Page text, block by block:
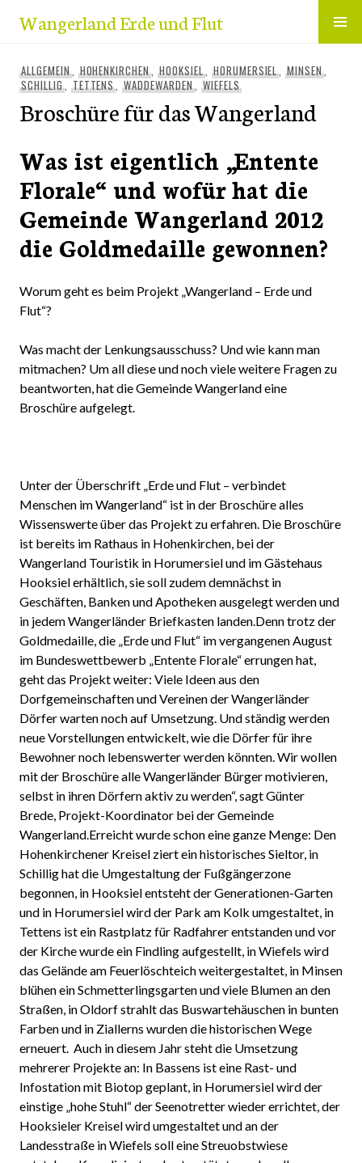
InhaltWangerland Erde und Flut
ALLGEMEIN, HOHENKIRCHEN,HOOKSIEL, HORUMERSIEL,MINSEN,
SCHILLIG, TETTENS,WADDEWARDEN, WIEFELS
Broschüre für das Wangerland
Was ist eigentlich „Entente
Florale“ und wofür hat die
Gemeinde Wangerland 2012
die Goldmedaille gewonnen?
Worum geht es beim Projekt „Wangerland – Erde und
Flut“?
Was macht der Lenkungsausschuss? Und wie kann man
mitmachen? Um all diese und noch viele weitere Fragen zu
beantworten, hat die Gemeinde Wangerland eine
Broschüre aufgelegt.
Unter der Überschrift „Erde und Flut – verbindet
Menschen im Wangerland“ ist in der Broschüre alles
Wissenswerte über das Projekt zu erfahren. Die Broschüre
ist bereits im Rathaus in Hohenkirchen, bei der
Wangerland Touristik in Horumersiel und im Gästehaus
Hooksiel erhältlich, sie soll zudem demnächst in
Geschäften, Banken und Apotheken ausgelegt werden und
in jedem Wangerländer Briefkasten landen.Denn trotz der
Goldmedaille, die „Erde und Flut“ im vergangenen August
im Bundeswettbewerb „Entente Florale“ errungen hat,
geht das Projekt weiter: Viele Ideen aus den
Dorfgemeinschaften und Vereinen der Wangerländer
Dörfer warten noch auf Umsetzung. Und ständig werden
neue Vorstellungen entwickelt, wie die Dörfer für ihre
Bewohner noch lebenswerter werden könnten. Wir wollen
mit der Broschüre alle Wangerländer Bürger motivieren,
selbst in ihren Dörfern aktiv zu werden“, sagt Günter
Brede, Projekt-Koordinator bei der Gemeinde
Wangerland.Erreicht wurde schon eine ganze Menge: Den
Hohenkirchener Kreisel ziert ein historisches Sieltor, in
Schillig hat die Umgestaltung der Fußgängerzone
begonnen, in Hooksiel entsteht der Generationen-Garten
und in Horumersiel wird der Park am Kolk umgestaltet, in
Tettens ist ein Rastplatz für Radfahrer entstanden und vor
der Kirche wurde ein Findling aufgestellt, in Wiefels wird
das Gelände am Feuerlöschteich weitergestaltet, in Minsen
blühen ein Schmetterlingsgarten und viele Blumen an den
Straßen, in Oldorf strahlt das Buswartehäuschen in bunten
Farben und in Ziallerns wurden die historischen Wege
erneuert. Auch in diesem Jahr steht die Umsetzung
mehrerer Projekte an: In Bassens ist eine Rast- und
Infostation mit Biotop geplant, in Horumersiel wird der
einstige „hohe Stuhl“ der Seenotretter wieder errichtet, der
Hooksieler Kreisel wird umgestaltet und an der
Landesstraße in Wiefels soll eine Streuobstwiese